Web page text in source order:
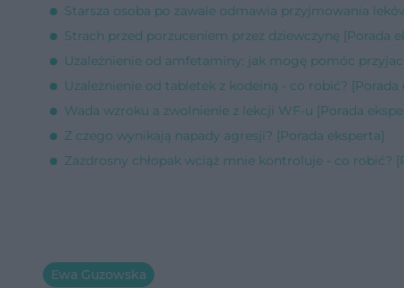
Starsza osoba po zawale odmawia przyjmowania
Strach przed porzuceniem przez dziewczynę [Porada
Uzależnienie od amfetaminy: jak mogę pomóc
Uzależnienie od tabletek z kodeiną - co robić? [Porada
Wada wzroku a zwolnienie z lekcji WF-u [Porada
Z czego wynikają napady agresji? [Porada eksperta]
Zazdrosny chłopak wciąż mnie kontroluje - co robić?
Ewa Guzowska